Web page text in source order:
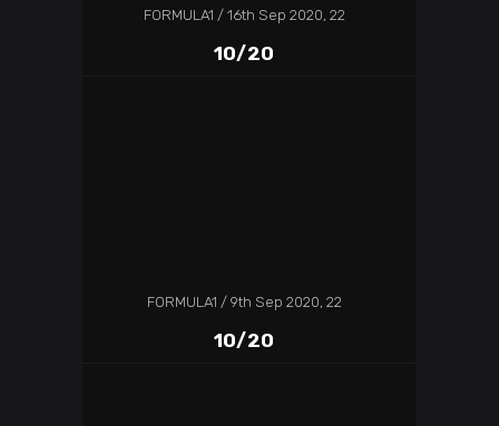
FORMULA1 16th Sep 2020, 22
10/20
FORMULA1 9th Sep 2020, 22
10/20